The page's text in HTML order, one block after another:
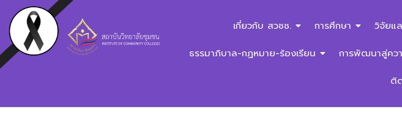
เกี่ยวกับ สวชช. การศึกษา วิจัยแ
ธรรมาภิบาล-กฏหมาย-ร้องเรียน การพัฒนาสู่คว
ติ